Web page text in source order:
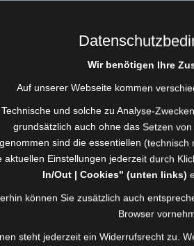
19.40 Uhr
Brückenrasthaus,
B BMA |
HLF 20, MTW
Wir benötigen Ihre
Auf unserer Webseite kommen
Technische und solche zu Analyse-
grundsätzlich auch ohne das Setzen
sind die essentiellen (technisch
aktuellen Einstellungen jederzeit durch
In/Out | Cookies" (unten links)
können Sie zusätzlich auch
Browser
steht jederzeit ein Widerrufsrecht zu.